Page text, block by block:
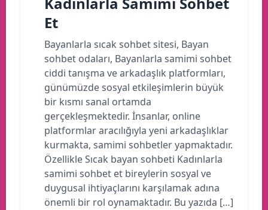
Et
Bayanlarla sıcak sohbet sitesi, Bayan
sohbet odaları, Bayanlarla samimi sohbet
ciddi tanışma ve arkadaşlık platformları,
günümüzde sosyal etkileşimlerin büyük
bir kısmı sanal ortamda
gerçekleşmektedir. İnsanlar, online
platformlar aracılığıyla yeni arkadaşlıklar
kurmakta, samimi sohbetler yapmaktadır.
Özellikle Sıcak bayan sohbeti Kadınlarla
samimi sohbet et bireylerin sosyal ve
duygusal ihtiyaçlarını karşılamak adına
önemli bir rol oynamaktadır. Bu yazıda […]